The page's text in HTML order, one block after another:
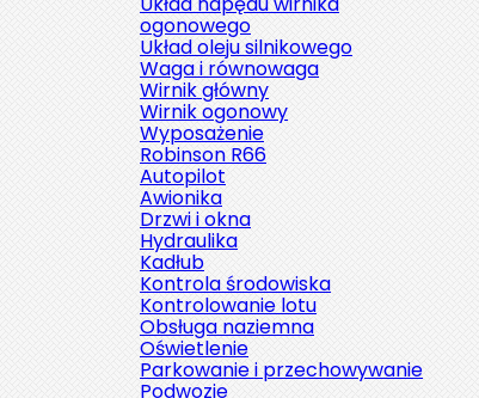
ogonowego
Układ oleju silnikowego
Waga i równowaga
Wirnik główny
Wirnik ogonowy
Wyposażenie
Robinson R66
Autopilot
Awionika
Drzwi i okna
Hydraulika
Kadłub
Kontrola środowiska
Kontrolowanie lotu
Obsługa naziemna
Oświetlenie
Parkowanie i przechowywanie
Podwozie